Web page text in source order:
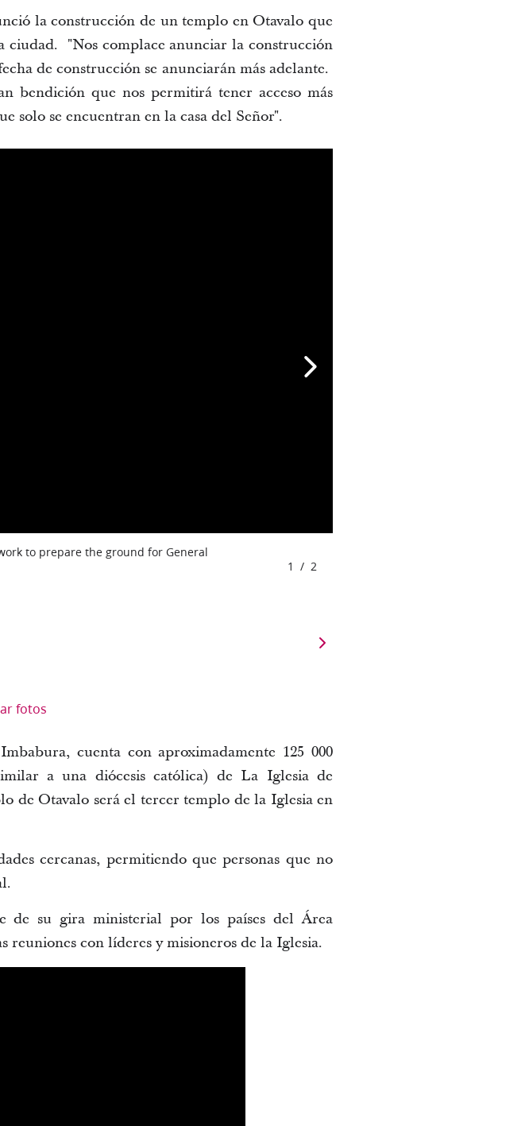
la construcción de un templo en Otavalo que
ciudad. "Nos complace anunciar la construcción
de construcción se anunciarán más adelante.
bendición que nos permitirá tener acceso más
solo se encuentran en la casa del Señor".
to prepare the ground for General
1 / 2
fotos
cuenta con aproximadamente 125 000
a una diócesis católica) de La Iglesia de
de Otavalo será el tercer templo de la Iglesia en
cercanas, permitiendo que personas que no
de su gira ministerial por los países del Área
reuniones con líderes y misioneros de la Iglesia.